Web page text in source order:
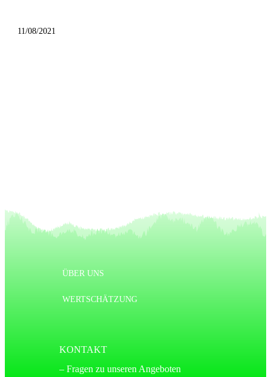
11/08/2021
ÜBER UNS
WERTSCHÄTZUNG
KONTAKT
– Fragen zu unseren Angeboten